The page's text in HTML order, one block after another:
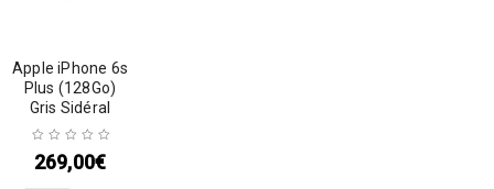
Apple iPhone 6s
Plus (128Go)
Gris Sidéral
269,00€